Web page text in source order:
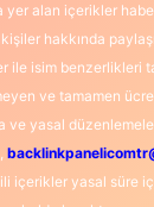
yer alan içerikler
hakkında
ile isim benzerlikleri
ve tamamen
ve yasal
içerikler yasal süre